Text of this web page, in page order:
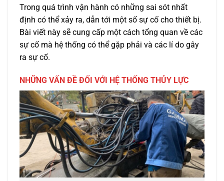
Trong quá trình vận hành có những sai sót nhất
định có thể xảy ra, dẫn tới một số sự cố cho thiết bị.
Bài viết này sẽ cung cấp một cách tổng quan về các
sự cố mà hệ thống có thể gặp phải và các lí do gây
ra sự cố.
NHỮNG VẤN ĐỀ ĐỐI VỚI HỆ THỐNG THỦY LỰC